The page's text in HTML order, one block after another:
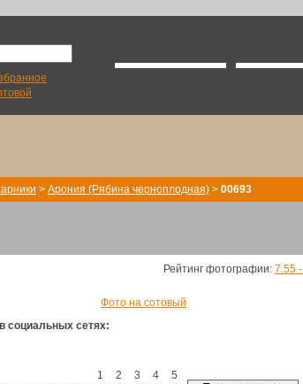
> Арония (Рябина черноплодная) > 00693
Рейтинг фотографии: 7.55
Фото на сотовый
социальных сетях:
1 2 3 4 5